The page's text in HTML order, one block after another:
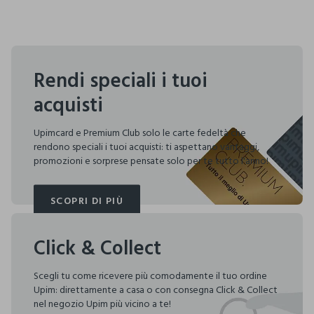
Rendi speciali i tuoi
acquisti
Upimcard e Premium Club solo le carte fedeltà che
rendono speciali i tuoi acquisti: ti aspettano vantaggi,
promozioni e sorprese pensate solo per te tutto l'anno!
SCOPRI DI PIÙ
SCOPRI DI PIÙ
Click & Collect
Scegli tu come ricevere più comodamente il tuo ordine
Upim: direttamente a casa o con consegna Click & Collect
nel negozio Upim più vicino a te!